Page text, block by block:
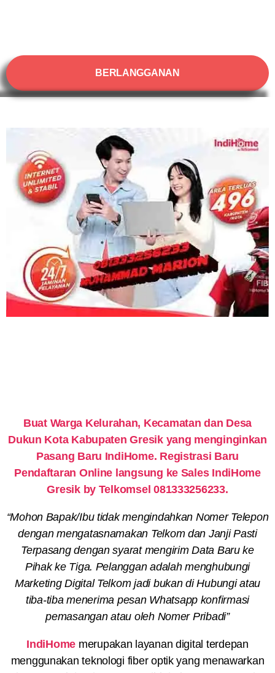
BERLANGGANAN
Buat Warga Kelurahan, Kecamatan dan Desa
Dukun Kota Kabupaten Gresik yang menginginkan
Pasang Baru IndiHome. Registrasi Baru
Pendaftaran Online langsung ke Sales IndiHome
Gresik by Telkomsel 081333256233.
“Mohon Bapak/Ibu tidak mengindahkan Nomer Telepon
dengan mengatasnamakan Telkom dan Janji Pasti
Terpasang dengan syarat mengirim Data Baru ke
Pihak ke Tiga. Pelanggan adalah menghubungi
Marketing Digital Telkom jadi bukan di Hubungi atau
tiba-tiba menerima pesan Whatsapp konfirmasi
pemasangan atau oleh Nomer Pribadi”
IndiHome merupakan layanan digital terdepan
menggunakan teknologi fiber optik yang menawarkan